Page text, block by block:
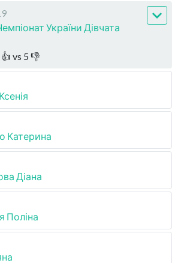
України Дівчата
👍 vs 5 👎
Катерина
Діана
Поліна